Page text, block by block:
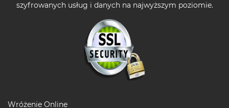
szyfrowanych usług i danych na najwyższym poziomie.
Wróżenie Online